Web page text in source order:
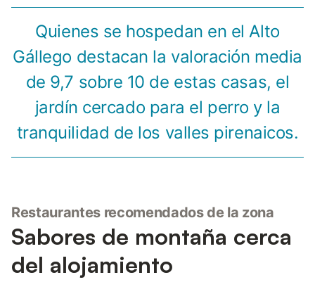
Quienes se hospedan en el Alto
Gállego destacan la valoración media
de 9,7 sobre 10 de estas casas, el
jardín cercado para el perro y la
tranquilidad de los valles pirenaicos.
Restaurantes recomendados de la zona
Sabores de montaña cerca
del alojamiento